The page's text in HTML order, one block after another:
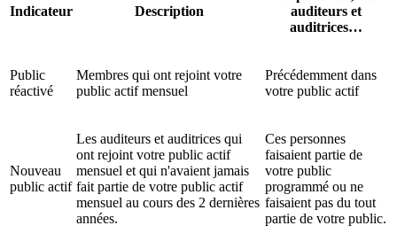
Indicateur Description
auditeurs et
auditrices…
Public
réactivé
Membres qui ont rejoint votre
public actif mensuel
Précédemment dans
votre public actif
Nouveau
public actif
Les auditeurs et auditrices qui
ont rejoint votre public actif
mensuel et qui n'avaient jamais
fait partie de votre public actif
mensuel au cours des 2 dernières
années.
Ces personnes
faisaient partie de
votre public
programmé ou ne
faisaient pas du tout
partie de votre public.